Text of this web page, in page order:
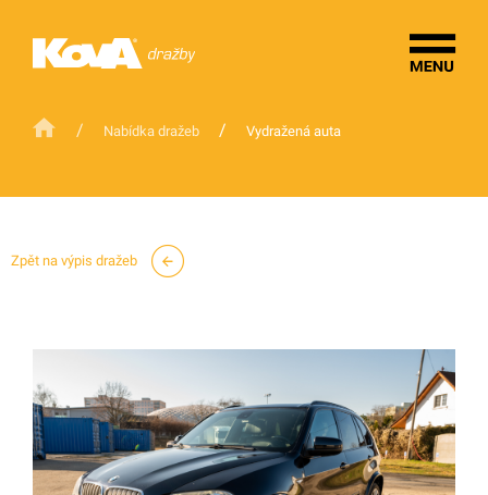
/ Nabídka dražeb / Vydražená auta
Zpět na výpis dražeb